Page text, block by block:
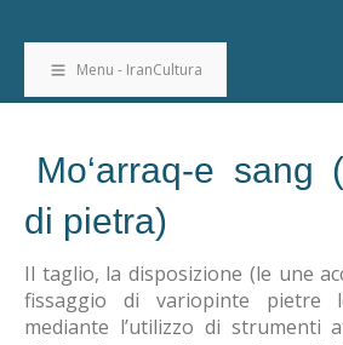
Menu - IranCultura
Mo‘arraq-e sang
di pietra)
Il taglio, la disposizione (le une
fissaggio di variopinte pietre
mediante l’utilizzo di strumenti